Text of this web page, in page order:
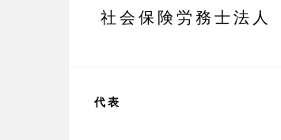
社会保険労務士法人
代表